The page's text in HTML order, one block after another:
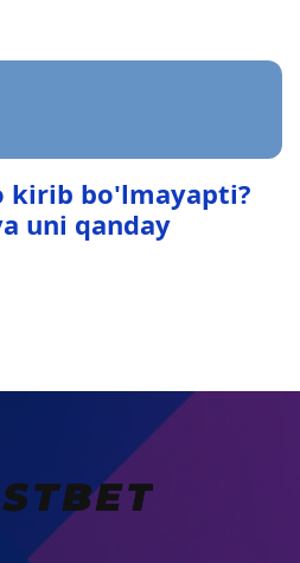
kirib bo'lmayapti?
uni qanday